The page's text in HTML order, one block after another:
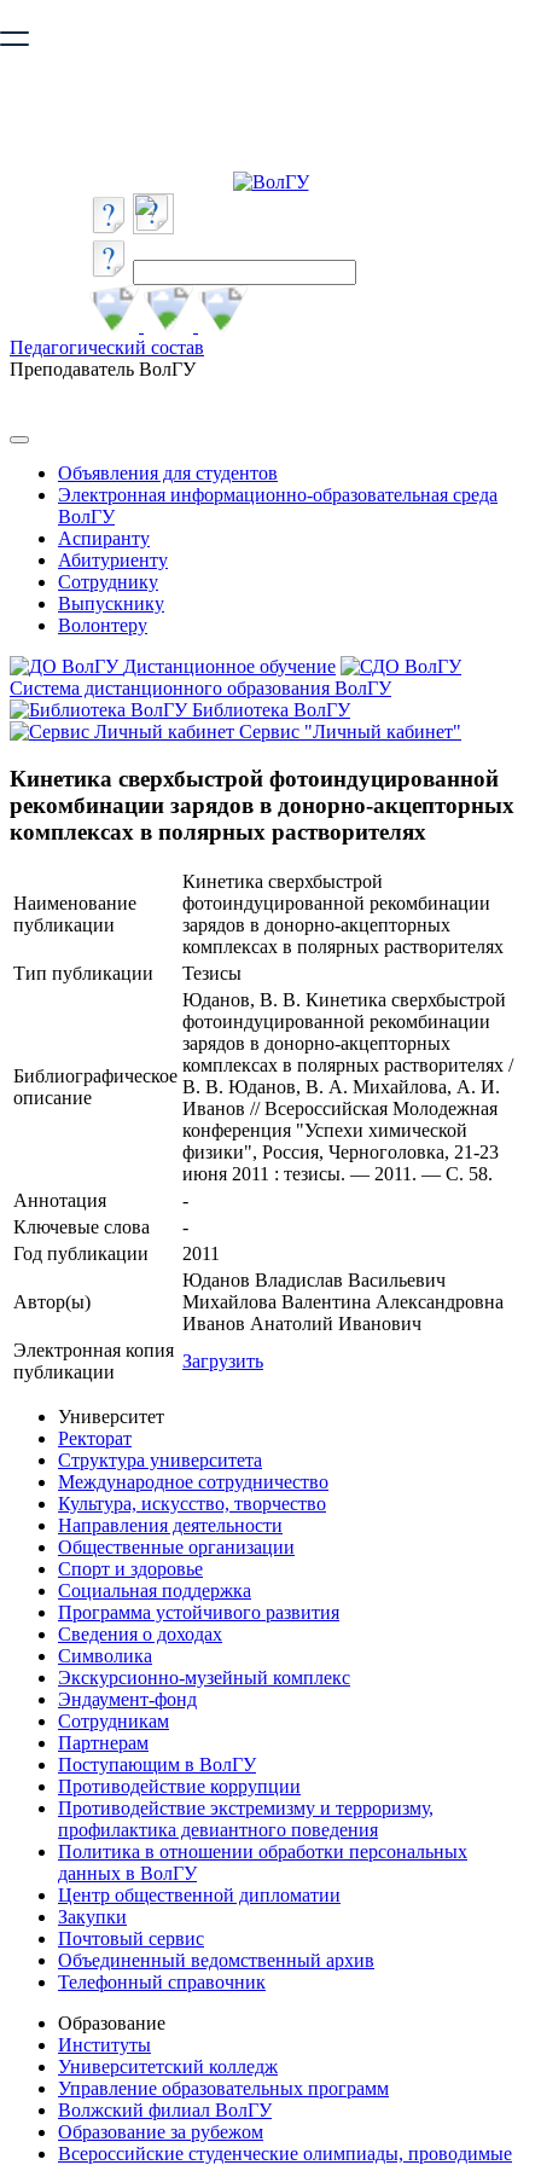
безопасную работу с сайтом. Пожалуйста
Педагогический состав
Преподаватель ВолГУ
Объявления для студентов
Электронная информационно-образовательная среда
ВолГУ
Аспиранту
Абитуриенту
Сотруднику
Выпускнику
Волонтеру
Дистанционное обучение
Система дистанционного образования ВолГУ
Библиотека ВолГУ
Сервис "Личный кабинет"
Кинетика сверхбыстрой фотоиндуцированной
рекомбинации зарядов в донорно-акцепторных
комплексах в полярных растворителях
Наименование
публикации
Кинетика сверхбыстрой
фотоиндуцированной рекомбинации
зарядов в донорно-акцепторных
комплексах в полярных растворителях
Тип публикации
Тезисы
Библиографическое
описание
Юданов, В. В. Кинетика сверхбыстрой
фотоиндуцированной рекомбинации
зарядов в донорно-акцепторных
комплексах в полярных растворителях /
В. В. Юданов, В. А. Михайлова, А. И.
Иванов // Всероссийская Молодежная
конференция "Успехи химической
физики", Россия, Черноголовка, 21-23
июня 2011 : тезисы. — 2011. — C. 58.
Аннотация
-
Ключевые cлова
-
Год публикации
2011
Автор(ы)
Юданов Владислав Васильевич
Михайлова Валентина Александровна
Иванов Анатолий Иванович
Электронная копия
публикации
Загрузить
Университет
Ректорат
Структура университета
Международное сотрудничество
Культура, искусство, творчество
Направления деятельности
Общественные организации
Спорт и здоровье
Социальная поддержка
Программа устойчивого развития
Сведения о доходах
Символика
Экскурсионно-музейный комплекс
Эндаумент-фонд
Сотрудникам
Партнерам
Поступающим в ВолГУ
Противодействие коррупции
Противодействие экстремизму и терроризму,
профилактика девиантного поведения
Политика в отношении обработки персональных
данных в ВолГУ
Центр общественной дипломатии
Закупки
Почтовый сервис
Объединенный ведомственный архив
Телефонный справочник
Образование
Институты
Университетский колледж
Управление образовательных программ
Волжский филиал ВолГУ
Образование за рубежом
Всероссийские студенческие олимпиады, проводимые